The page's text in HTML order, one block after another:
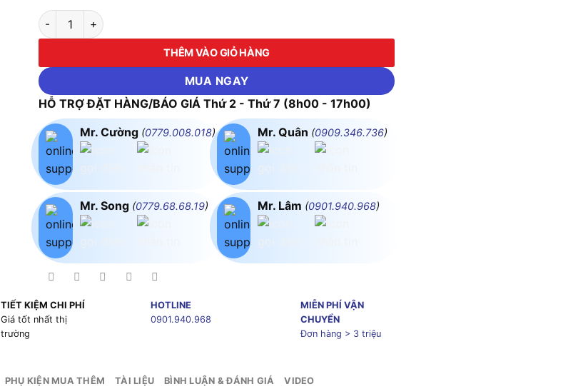
Túi dụng cụ 482x305x279mm Dewalt N501179 số lượng
THÊM VÀO GIỎ HÀNG
MUA NGAY
HỖ TRỢ ĐẶT HÀNG/BÁO GIÁ Thứ 2 - Thứ 7 (8h00 - 17h00)
Mr. Cường (0779.008.018)
Mr. Song (0779.68.68.19)
Mr. Quân (0909.346.736)
Mr. Lâm (0901.940.968)
TIẾT KIỆM CHI PHÍ
Giá tốt nhất thị
trường
HOTLINE
0901.940.968
MIỄN PHÍ VẬN
CHUYỂN
Đơn hàng > 3 triệu
PHỤ KIỆN MUA THÊM TÀI LIỆU BÌNH LUẬN & ĐÁNH GIÁ VIDEO